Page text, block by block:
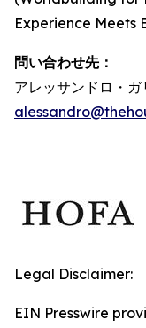
Experience Meets
問い合わせ先：
アレッサンドロ・
Legal Disclaimer:
EIN Presswire